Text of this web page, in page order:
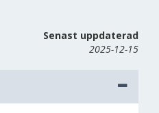
Senast uppdaterad
2025-12-15